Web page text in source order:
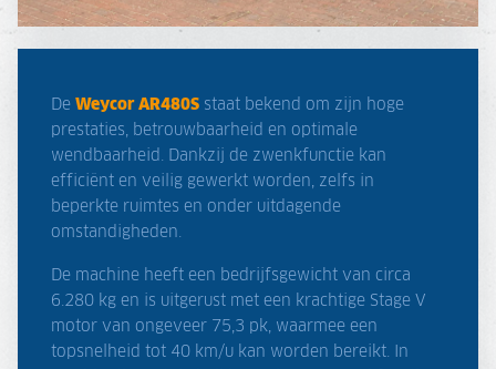
De Weycor AR480S staat bekend om zijn hoge
prestaties, betrouwbaarheid en optimale
wendbaarheid. Dankzij de zwenkfunctie kan
efficiënt en veilig gewerkt worden, zelfs in
beperkte ruimtes en onder uitdagende
omstandigheden.
De machine heeft een bedrijfsgewicht van circa
6.280 kg en is uitgerust met een krachtige Stage V
motor van ongeveer 75,3 pk, waarmee een
topsnelheid tot 40 km/u kan worden bereikt. In